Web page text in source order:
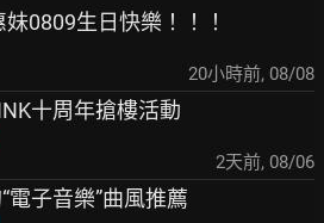
0809生日快樂！！！
20小時前, 08/08
十周年搶樓活動
2天前, 08/06
電子音樂”曲風推薦